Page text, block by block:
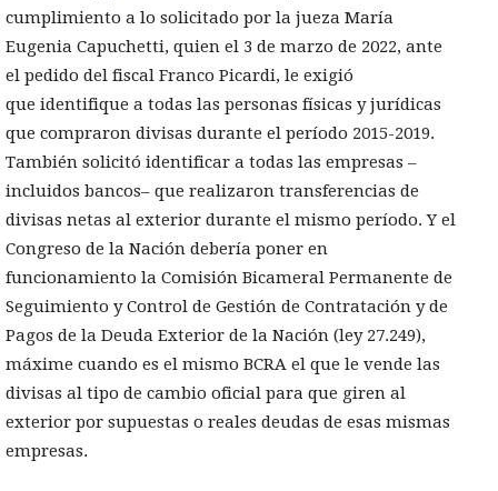
cumplimiento a lo solicitado por la jueza María
Eugenia Capuchetti, quien el 3 de marzo de 2022, ante
el pedido del fiscal Franco Picardi, le exigió
que identifique a todas las personas físicas y jurídicas
que compraron divisas durante el período 2015-2019.
También solicitó identificar a todas las empresas –
incluidos bancos– que realizaron transferencias de
divisas netas al exterior durante el mismo período. Y el
Congreso de la Nación debería poner en
funcionamiento la Comisión Bicameral Permanente de
Seguimiento y Control de Gestión de Contratación y de
Pagos de la Deuda Exterior de la Nación (ley 27.249),
máxime cuando es el mismo BCRA el que le vende las
divisas al tipo de cambio oficial para que giren al
exterior por supuestas o reales deudas de esas mismas
empresas.